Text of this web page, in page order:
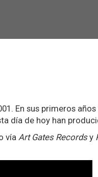
En sus primeros
día de hoy han
vía Art Gates Recordsy